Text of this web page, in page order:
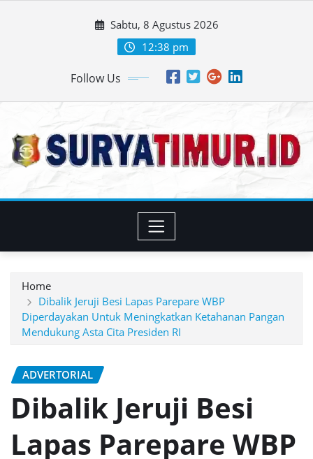
Sabtu, 8 Agustus 2026
12:38 pm
Follow Us
Home
Dibalik Jeruji Besi Lapas Parepare WBP
Diperdayakan Untuk Meningkatkan Ketahanan Pangan
Mendukung Asta Cita Presiden RI
ADVERTORIAL
Dibalik Jeruji Besi
Lapas Parepare WBP